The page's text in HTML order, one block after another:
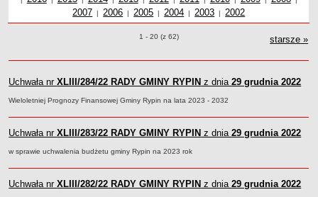
Dane statystyczne
Rejestr zbiorów danych osobowych
Rejestr instytucji kultury
URZĄD GMINY
Dane teleadresowe
Tabela informacyjna
2007 | Uchwały z roku
2006 | Uchwały z roku
2005 | Uchwały z roku
2004 | Uchwały z roku
2003 | Uchwały z roku
2002
Uchwały o pozycjach
1 - 20 (z 62) starsze »
Uchwała nrXLIII/284/22 RADY GMINY RYPIN z dnia29 grudnia 2022
Wieloletniej Prognozy Finansowej Gminy Rypin na lata 2023 - 2032
Uchwała nrXLIII/283/22 RADY GMINY RYPIN z dnia29 grudnia 2022
w sprawie uchwalenia budżetu gminy Rypin na 2023 rok
Uchwała nrXLIII/282/22 RADY GMINY RYPIN z dnia29 grudnia 2022